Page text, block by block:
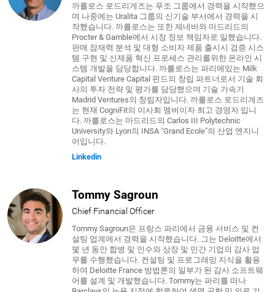
까를로스 로드리게즈는 푸조 그룹에서 경력을 시작했으
며 나중에는 Uralita 그룹의 신기술 부서에서 경력을 시
작했습니다. 까를로스는 또한 제네바와 마드리드의
Procter & Gamble에서 시장 정보 책임자로 일했습니다.
판매 잠재력 분석 및 대형 소비자 제품 출시시 검증 시스
템 구현 및 신제품 혁신 프로세스 관리를위한 온라인 시
스템 개발을 담당합니다. 까를로스는 파리에있는 Milk
Capital Venture Capital 펀드의 창립 파트너로서 기술 회
사의 투자 전략 및 평가를 담당했으며 기술 가속기
Madrid Ventures의 창립자입니다. 까를로스 로드리게즈
는 현재 CogniFit의 이사회 멤버이자 최고 경영자 입니
다. 까를로스는 마드리드의 Carlos III Polytechnic
University와 Lyon의 INSA "Grand Ecole"의 산업 엔지니
어입니다.
Linkedin
Tommy Sagroun
Chief Financial Officer
Tommy Sagroun은 프랑스 파리에서 금융 서비스 및 컨
설팅 업계에서 경력을 시작했습니다. 그는 Deloitte에서
몇 년 동안 합병 및 인수와 상장 및 민간 기업의 감사 업
무를 수행했습니다. 컨설팅 및 프로그래밍 지식을 활용
하여 Deloitte France 방법론의 일부가 된 감사 소프트웨
어를 설계 및 개발했습니다. Tommy는 파리를 떠나